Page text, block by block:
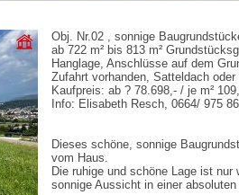
Obj. Nr.02 , sonnige
ab 722 m² bis 813 m²
Hanglage, Anschlüsse auf dem
Zufahrt vorhanden, Satteldach
Kaufpreis: ab ? 78.698,- / je m²
Info: Elisabeth Resch, 0664/ 975
Dieses schöne, sonnige
vom Haus.
Die ruhige und schöne Lage ist
sonnige Aussicht in einer absoluten